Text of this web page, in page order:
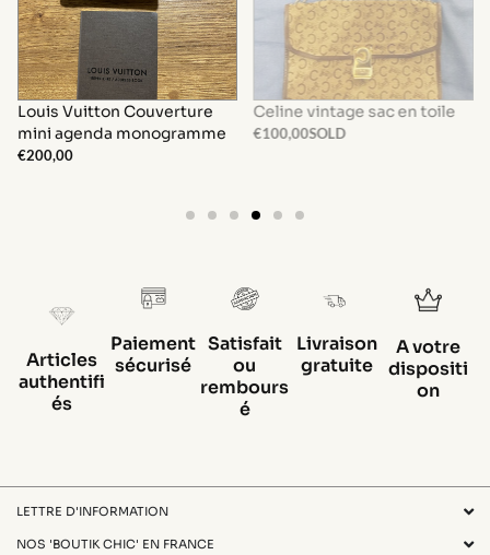
Louis Vuitton Couverture
mini agenda monogramme
€200,00
Celine vintage sac en toile
€100,00SOLD
Articles
authentifi
és
Paiement
sécurisé
Satisfait
ou
rembours
é
Livraison
gratuite
A votre
dispositi
on
LETTRE D'INFORMATION
NOS 'BOUTIK CHIC' EN FRANCE